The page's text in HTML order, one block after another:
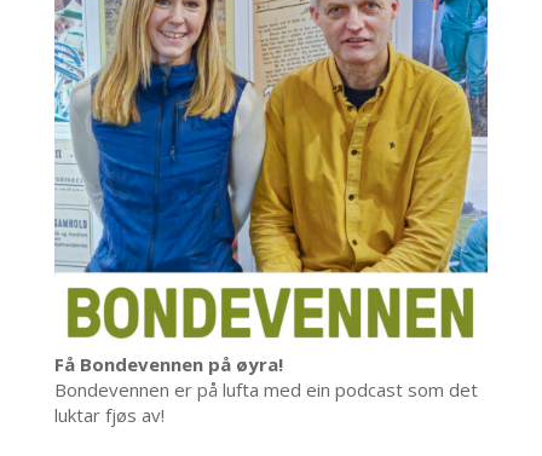
Få Bondevennen på øyra!
Bondevennen er på lufta med ein podcast som det
luktar fjøs av!